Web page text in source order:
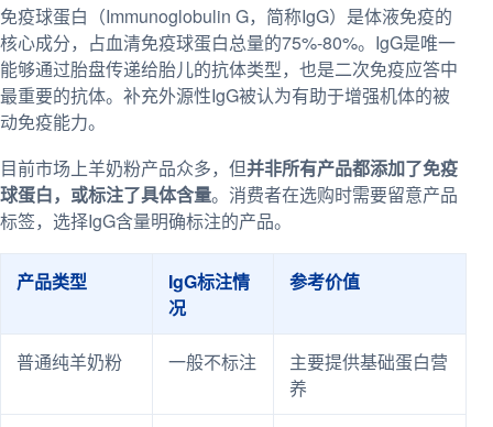
免疫球蛋白（Immunoglobulin G，简称IgG）是体液免疫的
核心成分，占血清免疫球蛋白总量的75%-80%。IgG是唯一
能够通过胎盘传递给胎儿的抗体类型，也是二次免疫应答中
最重要的抗体。补充外源性IgG被认为有助于增强机体的被
动免疫能力。
目前市场上羊奶粉产品众多，但并非所有产品都添加了免疫
球蛋白，或标注了具体含量。消费者在选购时需要留意产品
标签，选择IgG含量明确标注的产品。
产品类型
IgG标注情
况
参考价值
普通纯羊奶粉 一般不标注
主要提供基础蛋白营
养